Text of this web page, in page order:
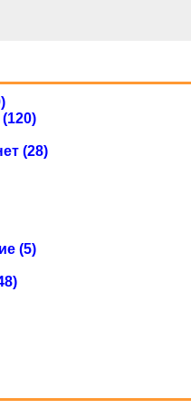
(28)
(5)